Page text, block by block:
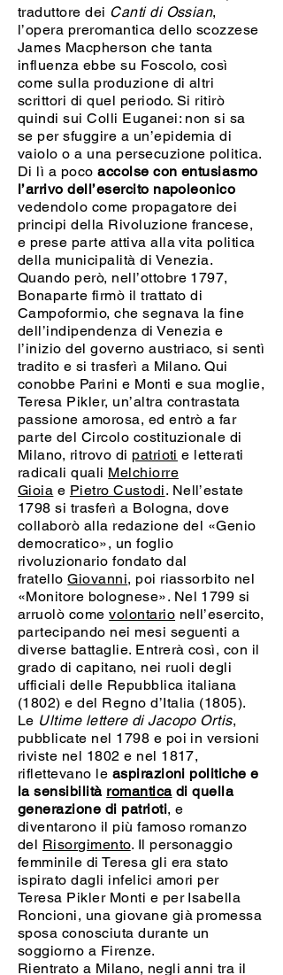
traduttore dei Canti di Ossian,
l’opera preromantica dello scozzese
James Macpherson che tanta
influenza ebbe su Foscolo, così
come sulla produzione di altri
scrittori di quel periodo. Si ritirò
quindi sui Colli Euganei: non si sa
se per sfuggire a un’epidemia di
vaiolo o a una persecuzione politica.
Di lì a pocoaccolse con entusiasmo
l’arrivo dell’esercito napoleonico
vedendolo come propagatore dei
principi della Rivoluzione francese,
e prese parte attiva alla vita politica
della municipalità di Venezia.
Quando però, nell’ottobre 1797,
Bonaparte firmò il trattato di
Campoformio, che segnava la fine
dell’indipendenza di Venezia e
l’inizio del governo austriaco, si sentì
tradito e si trasferì a Milano. Qui
conobbe Parini e Monti e sua moglie,
Teresa Pikler, un’altra contrastata
passione amorosa, ed entrò a far
parte del Circolo costituzionale di
Milano, ritrovo di patrioti e letterati
radicali quali Melchiorre
Gioia e Pietro Custodi. Nell’estate
1798 si trasferì a Bologna, dove
collaborò alla redazione del «Genio
democratico», un foglio
rivoluzionario fondato dal
fratelloGiovanni, poi riassorbito nel
«Monitore bolognese». Nel 1799 si
arruolò comevolontario nell’esercito,
partecipando nei mesi seguenti a
diverse battaglie. Entrerà così, con il
grado di capitano, nei ruoli degli
ufficiali delle Repubblica italiana
(1802) e del Regno d’Italia (1805).
Le Ultime lettere di Jacopo Ortis,
pubblicate nel 1798 e poi in versioni
riviste nel 1802 e nel 1817,
riflettevano le aspirazioni politiche e
la sensibilità romanticadi quella
generazione di patrioti, e
diventarono il più famoso romanzo
del Risorgimento. Il personaggio
femminile di Teresa gli era stato
ispirato dagli infelici amori per
Teresa Pikler Monti e per Isabella
Roncioni, una giovane già promessa
sposa conosciuta durante un
soggiorno a Firenze.
Rientrato a Milano, negli anni tra il